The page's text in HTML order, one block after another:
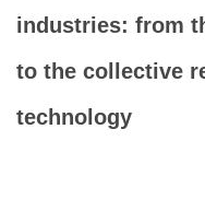
industries: from
to the collective
technology